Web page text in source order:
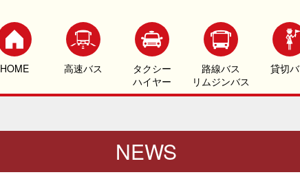
HOME 高速バス
タクシー
ハイヤー
路線バス
リムジンバス
貸切
NEWS